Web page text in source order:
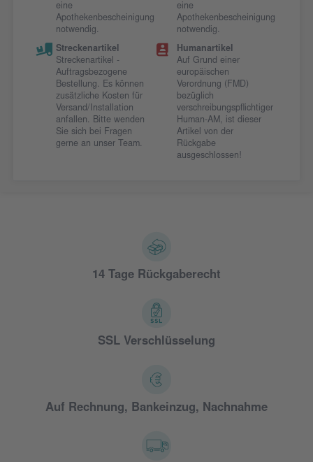
eine
Apothekenbescheinigung
notwendig.
eine
Apothekenbescheinigung
notwendig.
Streckenartikel
Streckenartikel -
Auftragsbezogene
Bestellung. Es können
zusätzliche Kosten für
Versand/Installation
anfallen. Bitte wenden
Sie sich bei Fragen
gerne an unser Team.
Humanartikel
Auf Grund einer
europäischen
Verordnung (FMD)
bezüglich
verschreibungspflichtiger
Human-AM, ist dieser
Artikel von der
Rückgabe
ausgeschlossen!
14 Tage Rückgaberecht
SSL Verschlüsselung
Auf Rechnung, Bankeinzug, Nachnahme